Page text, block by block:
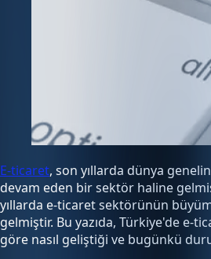
E-ticaret, son yıllarda dünya
devam eden bir sektör haline
yıllarda e-ticaret sektörünün
gelmiştir. Bu yazıda, Türkiye'de e-
göre nasıl geliştiği ve bugünkü